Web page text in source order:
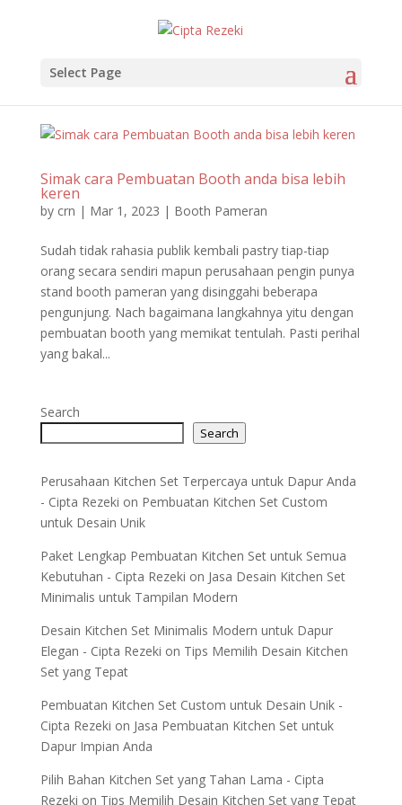
Select Page
Simak cara Pembuatan Booth anda bisa lebih
keren
by crn | Mar 1, 2023 | Booth Pameran
Sudah tidak rahasia publik kembali pastry tiap-tiap
orang secara sendiri mapun perusahaan pengin punya
stand booth pameran yang disinggahi beberapa
pengunjung. Nach bagaimana langkahnya yitu dengan
pembuatan booth yang memikat tentulah. Pasti perihal
yang bakal...
Search
Search
Perusahaan Kitchen Set Terpercaya untuk Dapur Anda
- Cipta Rezeki on Pembuatan Kitchen Set Custom
untuk Desain Unik
Paket Lengkap Pembuatan Kitchen Set untuk Semua
Kebutuhan - Cipta Rezeki on Jasa Desain Kitchen Set
Minimalis untuk Tampilan Modern
Desain Kitchen Set Minimalis Modern untuk Dapur
Elegan - Cipta Rezeki on Tips Memilih Desain Kitchen
Set yang Tepat
Pembuatan Kitchen Set Custom untuk Desain Unik -
Cipta Rezeki on Jasa Pembuatan Kitchen Set untuk
Dapur Impian Anda
Pilih Bahan Kitchen Set yang Tahan Lama - Cipta
Rezeki on Tips Memilih Desain Kitchen Set yang Tepat